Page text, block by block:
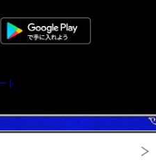
ト